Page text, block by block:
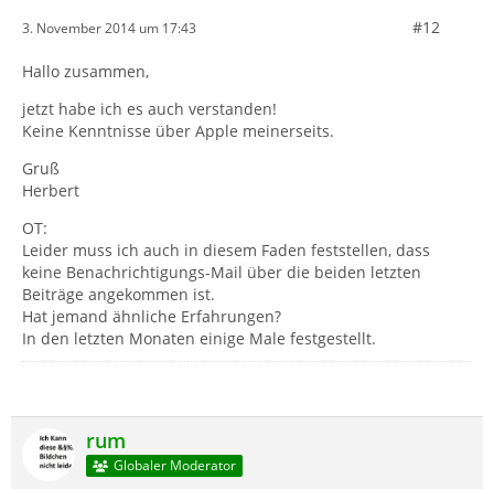
3. November 2014 um 17:43 #12
Hallo zusammen,
jetzt habe ich es auch verstanden!
Keine Kenntnisse über Apple meinerseits.
Gruß
Herbert
OT:
Leider muss ich auch in diesem Faden feststellen, dass
keine Benachrichtigungs-Mail über die beiden letzten
Beiträge angekommen ist.
Hat jemand ähnliche Erfahrungen?
In den letzten Monaten einige Male festgestellt.
rum
Globaler Moderator